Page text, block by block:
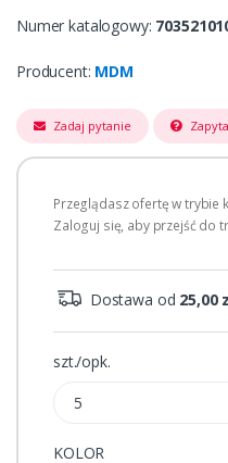
Numer katalogowy:
Producent: MDM
Zadaj pytanie
Przeglądasz ofertę w trybie
Zaloguj się, aby przejść do
Dostawa od 25,00
szt./opk.
5
KOLOR